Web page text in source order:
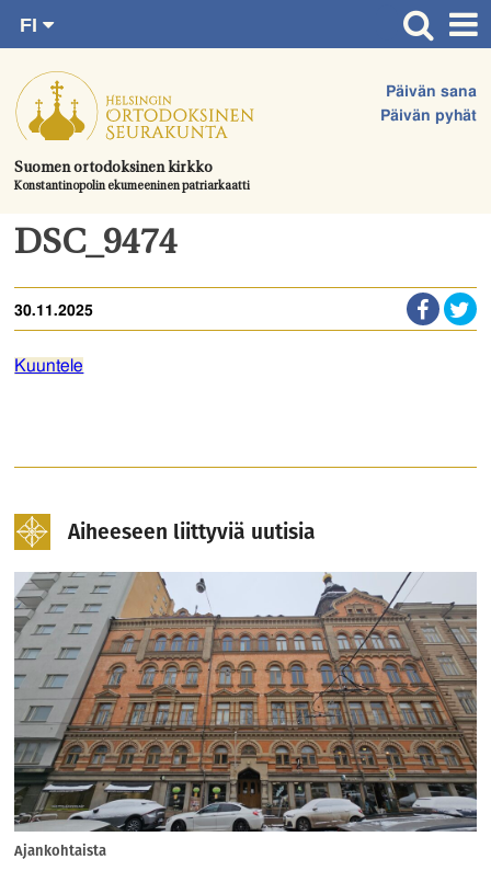
suoraan
sisältöön.
Suomen ortodoksinen kirkko
Konstantinopolin ekumeeninen patriarkaatti
Päivän sana
Päivän pyhät
FI
SV
EN
UA
Etusivu
Ajankohtaista
Juhlat & toimitukset
Kirkot
Tule mukaan
Hautausmaa
DSC_9474
30.11.2025
Kuuntele
Aiheeseen liittyviä uutisia
Ajankohtaista